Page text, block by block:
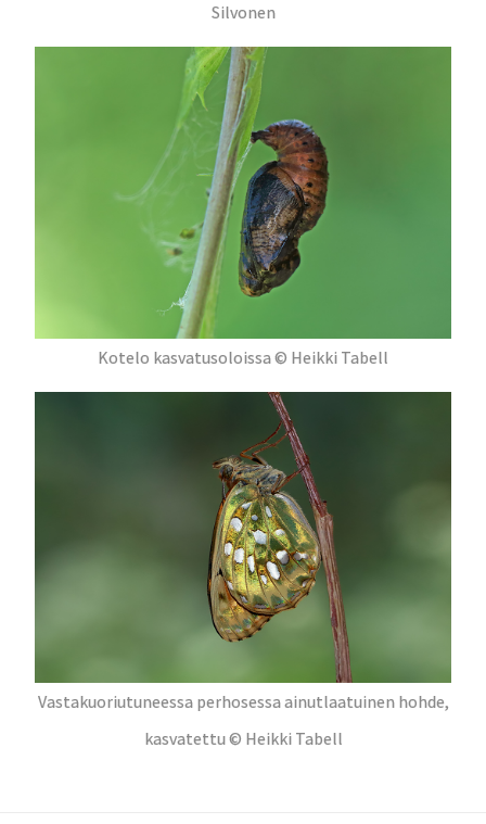
Silvonen
Kotelo kasvatusoloissa © Heikki Tabell
Vastakuoriutuneessa perhosessa ainutlaatuinen hohde,
kasvatettu © Heikki Tabell